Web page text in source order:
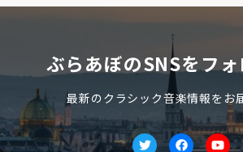
ぶらあぼのSNSをフ
最新のクラシック音楽情報をお